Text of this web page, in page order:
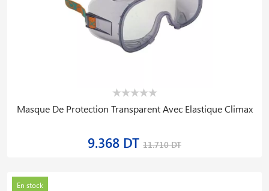
Masque De Protection Transparent Avec Elastique Climax
9.368 DT 11.710 DT
En stock